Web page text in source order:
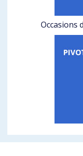
Occasions